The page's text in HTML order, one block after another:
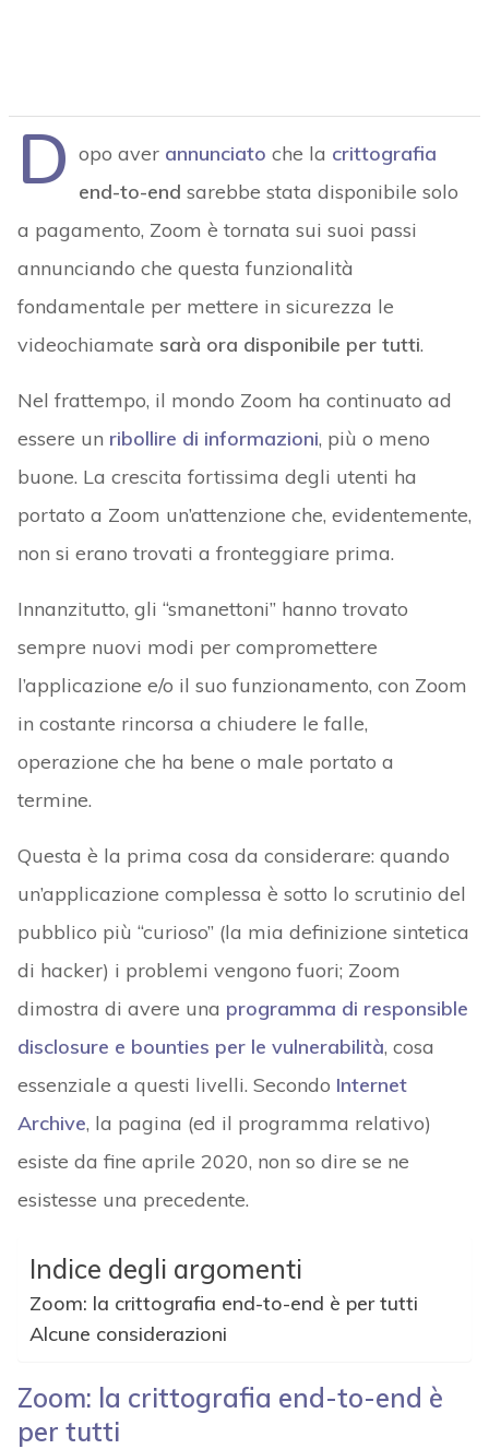
D opo aver annunciato che la crittografia
end-to-end sarebbe stata disponibile solo
a pagamento, Zoom è tornata sui suoi passi
annunciando che questa funzionalità
fondamentale per mettere in sicurezza le
videochiamate sarà ora disponibile per tutti.
Nel frattempo, il mondo Zoom ha continuato ad
essere un ribollire di informazioni, più o meno
buone. La crescita fortissima degli utenti ha
portato a Zoom un’attenzione che, evidentemente,
non si erano trovati a fronteggiare prima.
Innanzitutto, gli “smanettoni” hanno trovato
sempre nuovi modi per compromettere
l’applicazione e/o il suo funzionamento, con Zoom
in costante rincorsa a chiudere le falle,
operazione che ha bene o male portato a
termine.
Questa è la prima cosa da considerare: quando
un’applicazione complessa è sotto lo scrutinio del
pubblico più “curioso” (la mia definizione sintetica
di hacker) i problemi vengono fuori; Zoom
dimostra di avere una programma di responsible
disclosure e bounties per le vulnerabilità, cosa
essenziale a questi livelli. Secondo Internet
Archive, la pagina (ed il programma relativo)
esiste da fine aprile 2020, non so dire se ne
esistesse una precedente.
Indice degli argomenti
Zoom: la crittografia end-to-end è per tutti
Alcune considerazioni
Zoom: la crittografia end-to-end è
per tutti